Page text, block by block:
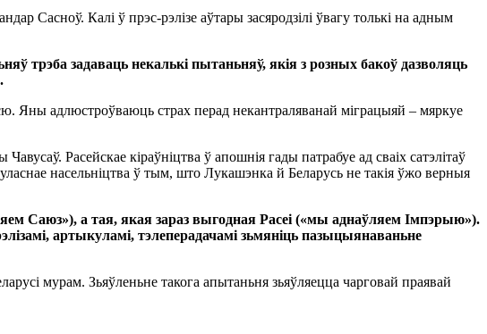
Сасноў. Калі ў прэс-рэлізе аўтары засяродзілі ўвагу толькі на адным
трэба задаваць некалькі пытаньняў, якія з розных бакоў дазволяць
Яны адлюстроўваюць страх перад некантраляванай міграцыяй – мяркуе
Расейскае кіраўніцтва ў апошнія гады патрабуе ад сваіх сатэлітаў
насельніцтва ў тым, што Лукашэнка й Беларусь не такія ўжо верныя
Саюз»), а тая, якая зараз выгодная Расеі («мы аднаўляем Імпэрыю»).
артыкуламі, тэлеперадачамі зьмяніць пазыцыянаваньне
мурам. Зьяўленьне такога апытаньня зьяўляецца чарговай праявай